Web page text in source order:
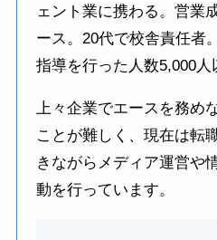
ェント業に携わる。営業
ース。20代で校舎責任者
指導を行った人数5,000人
上々企業でエースを務め
ことが難しく、現在は転
きながらメディア運営や
動を行っています。